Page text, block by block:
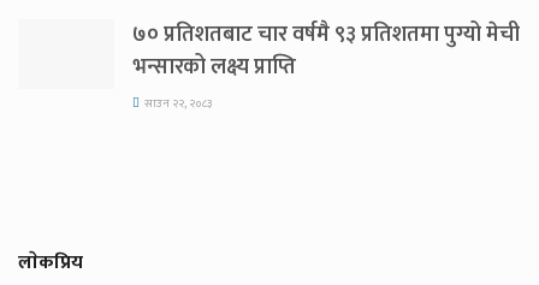
७० प्रतिशतबाट चार वर्षमै ९३ प्रतिशतमा पुग्यो मेची
भन्सारको लक्ष्य प्राप्ति
साउन २२, २०८३
लाेकप्रिय